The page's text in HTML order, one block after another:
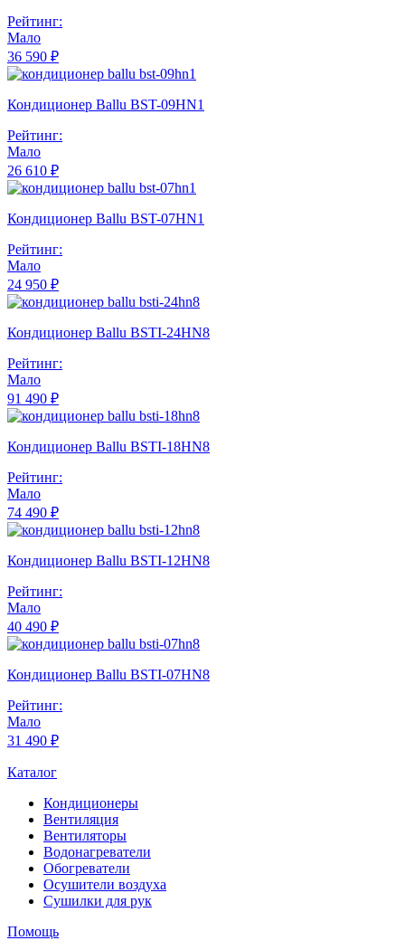
Рейтинг:
Мало
36 590 ₽
Кондиционер Ballu BST-09HN1
Рейтинг:
Мало
26 610 ₽
Кондиционер Ballu BST-07HN1
Рейтинг:
Мало
24 950 ₽
Кондиционер Ballu BSTI-24HN8
Рейтинг:
Мало
91 490 ₽
Кондиционер Ballu BSTI-18HN8
Рейтинг:
Мало
74 490 ₽
Кондиционер Ballu BSTI-12HN8
Рейтинг:
Мало
40 490 ₽
Кондиционер Ballu BSTI-07HN8
Рейтинг:
Мало
31 490 ₽
Каталог
Кондиционеры
Вентиляция
Вентиляторы
Водонагреватели
Обогреватели
Осушители воздуха
Сушилки для рук
Помощь